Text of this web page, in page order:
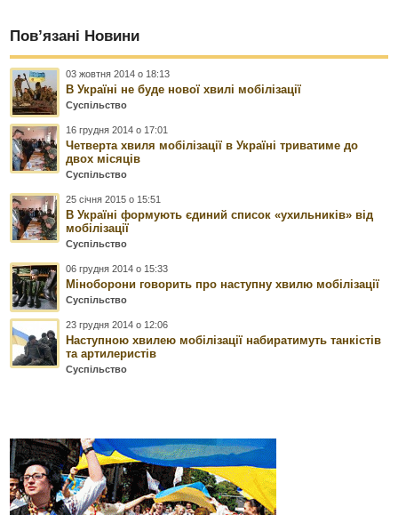
Пов’язані Новини
03 жовтня 2014 о 18:13
В Україні не буде нової хвилі мобілізації
Суспільство
16 грудня 2014 о 17:01
Четверта хвиля мобілізації в Україні триватиме до
двох місяців
Суспільство
25 січня 2015 о 15:51
В Україні формують єдиний список «ухильників» від
мобілізації
Суспільство
06 грудня 2014 о 15:33
Міноборони говорить про наступну хвилю мобілізації
Суспільство
23 грудня 2014 о 12:06
Наступною хвилею мобілізації набиратимуть танкістів
та артилеристів
Суспільство